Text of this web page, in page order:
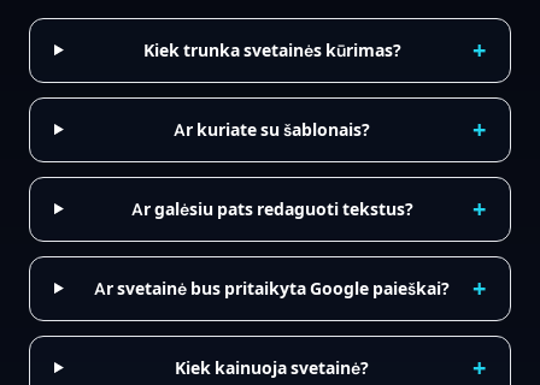
Kiek trunka svetainės kūrimas? +
Ar kuriate su šablonais? +
Ar galėsiu pats redaguoti tekstus? +
Ar svetainė bus pritaikyta Google paieškai? +
Kiek kainuoja svetainė? +